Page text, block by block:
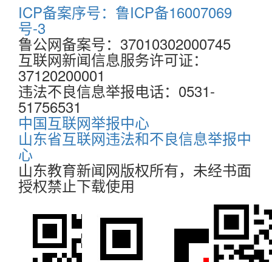
ICP备案序号：鲁ICP备16007069
号-3
鲁公网备案号：37010302000745
互联网新闻信息服务许可证：
37120200001
违法不良信息举报电话：0531-
51756531
中国互联网举报中心
山东省互联网违法和不良信息举报中
心
山东教育新闻网版权所有，未经书面
授权禁止下载使用